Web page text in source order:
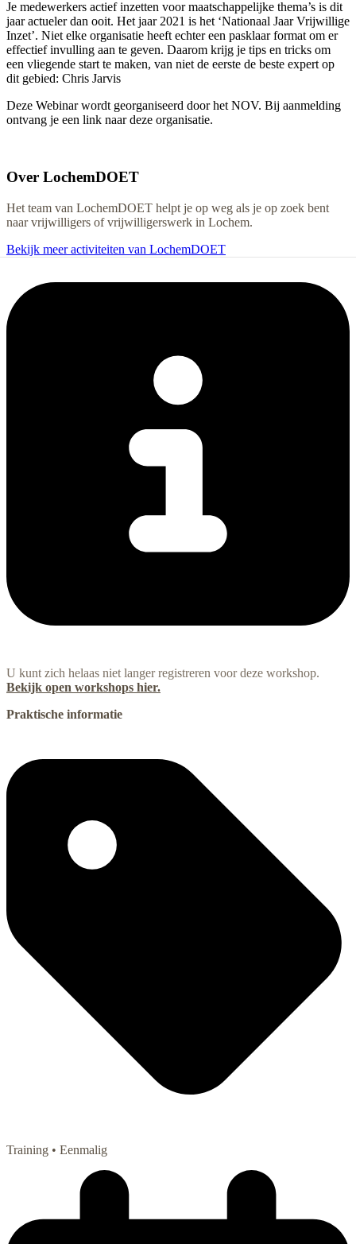
Je medewerkers actief inzetten voor maatschappelijke thema’s is dit
jaar actueler dan ooit. Het jaar 2021 is het ‘Nationaal Jaar Vrijwillige
Inzet’. Niet elke organisatie heeft echter een pasklaar format om er
effectief invulling aan te geven. Daarom krijg je tips en tricks om
een vliegende start te maken, van niet de eerste de beste expert op
dit gebied: Chris Jarvis
Deze Webinar wordt georganiseerd door het NOV. Bij aanmelding
ontvang je een link naar deze organisatie.
Over LochemDOET
Het team van LochemDOET helpt je op weg als je op zoek bent
naar vrijwilligers of vrijwilligerswerk in Lochem.
Bekijk meer activiteiten van LochemDOET
U kunt zich helaas niet langer registreren voor deze workshop.
Bekijk open workshops hier.
Praktische informatie
Training • Eenmalig